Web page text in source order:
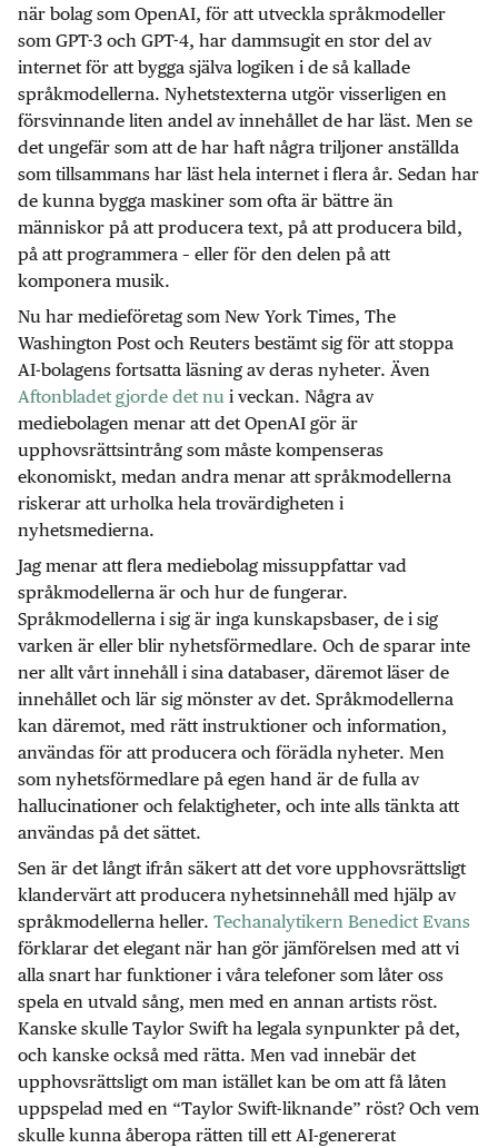
när bolag som OpenAI, för att utveckla språkmodeller
som GPT-3 och GPT-4, har dammsugit en stor del av
internet för att bygga själva logiken i de så kallade
språkmodellerna. Nyhetstexterna utgör visserligen en
försvinnande liten andel av innehållet de har läst. Men se
det ungefär som att de har haft några triljoner anställda
som tillsammans har läst hela internet i flera år. Sedan har
de kunna bygga maskiner som ofta är bättre än
människor på att producera text, på att producera bild,
på att programmera – eller för den delen på att
komponera musik.
Nu har medieföretag som New York Times, The
Washington Post och Reuters bestämt sig för att stoppa
AI-bolagens fortsatta läsning av deras nyheter. Även
Aftonbladet gjorde det nu i veckan. Några av
mediebolagen menar att det OpenAI gör är
upphovsrättsintrång som måste kompenseras
ekonomiskt, medan andra menar att språkmodellerna
riskerar att urholka hela trovärdigheten i
nyhetsmedierna.
Jag menar att flera mediebolag missuppfattar vad
språkmodellerna är och hur de fungerar.
Språkmodellerna i sig är inga kunskapsbaser, de i sig
varken är eller blir nyhetsförmedlare. Och de sparar inte
ner allt vårt innehåll i sina databaser, däremot läser de
innehållet och lär sig mönster av det. Språkmodellerna
kan däremot, med rätt instruktioner och information,
användas för att producera och förädla nyheter. Men
som nyhetsförmedlare på egen hand är de fulla av
hallucinationer och felaktigheter, och inte alls tänkta att
användas på det sättet.
Sen är det långt ifrån säkert att det vore upphovsrättsligt
klandervärt att producera nyhetsinnehåll med hjälp av
språkmodellerna heller. Techanalytikern Benedict Evans
förklarar det elegant när han gör jämförelsen med att vi
alla snart har funktioner i våra telefoner som låter oss
spela en utvald sång, men med en annan artists röst.
Kanske skulle Taylor Swift ha legala synpunkter på det,
och kanske också med rätta. Men vad innebär det
upphovsrättsligt om man istället kan be om att få låten
uppspelad med en “Taylor Swift-liknande” röst? Och vem
skulle kunna åberopa rätten till ett AI-genererat